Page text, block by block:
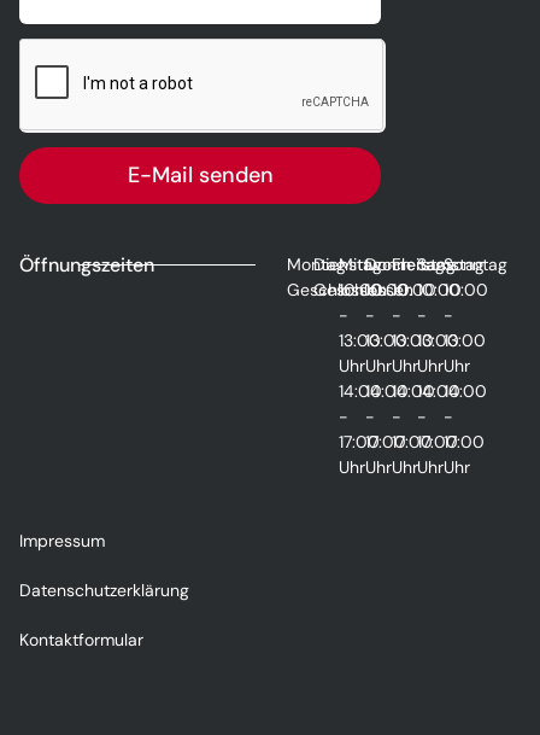
E-Mail senden
Öffnungszeiten
Montag
Geschlossen
Dienstag
Geschlossen
Mittwoch
10:00
-
13:00
Uhr
14:00
-
17:00
Uhr
Donnerstag
10:00
-
13:00
Uhr
14:00
-
17:00
Uhr
Freitag
10:00
-
13:00
Uhr
14:00
-
17:00
Uhr
Samstag
10:00
-
13:00
Uhr
14:00
-
17:00
Uhr
Sonntag
10:00
-
13:00
Uhr
14:00
-
17:00
Uhr
Impressum
Datenschutzerklärung
Kontaktformular